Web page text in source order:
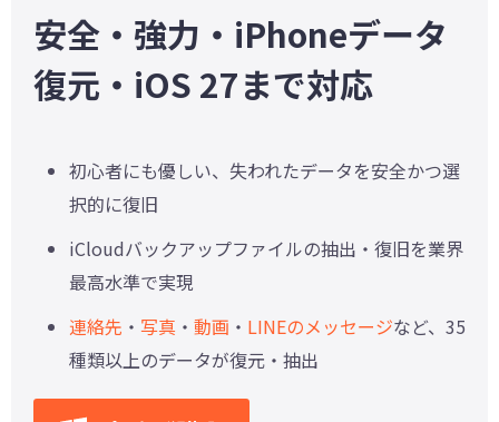
安全・強力・iPhoneデータ
復元・iOS 27まで対応
初心者にも優しい、失われたデータを安全かつ選
択的に復旧
iCloudバックアップファイルの抽出・復旧を業界
最高水準で実現
連絡先 ・ 写真 ・ 動画 ・ LINEのメッセージなど、35
種類以上のデータが復元・抽出